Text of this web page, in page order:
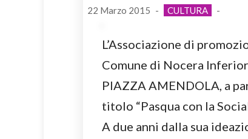
22 Marzo 2015 - CULTURA -
L’Associazione di
Comune di Nocera
PIAZZA AMENDOLA, a
titolo “Pasqua con la
A due anni dalla sua